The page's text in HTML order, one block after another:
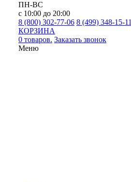
ПН-ВС
с 10:00 до 20:00
8 (800) 302-77-06 8 (499) 348-15-11
КОРЗИНА
0 товаров. Заказать звонок
Меню